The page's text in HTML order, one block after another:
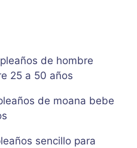
de hombre
25 a 50 años
de moana bebe
sencillo para